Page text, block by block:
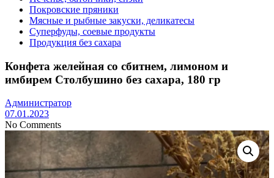
Покровские пряники
Мясные и рыбные закуски, деликатесы
Суперфуды, соевые продукты
Продукция без сахара
Конфета желейная со сбитнем, лимоном и
имбирем Столбушино без сахара, 180 гр
Администратор
07.01.2023
No Comments